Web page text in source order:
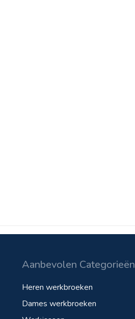
Aanbevolen Categorieën
Heren werkbroeken
Dames werkbroeken